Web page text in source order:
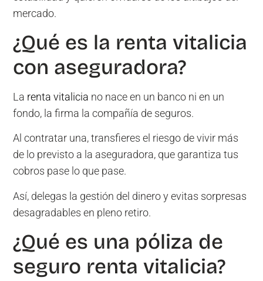
mercado.
¿Qué es la renta vitalicia
con aseguradora?
La renta vitalicia no nace en un banco ni en un
fondo, la firma la compañía de seguros.
Al contratar una, transfieres el riesgo de vivir más
de lo previsto a la aseguradora, que garantiza tus
cobros pase lo que pase.
Así, delegas la gestión del dinero y evitas sorpresas
desagradables en pleno retiro.
¿Qué es una póliza de
seguro renta vitalicia?